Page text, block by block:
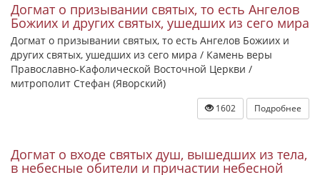
Догмат о призывании святых, то есть Ангелов
Божиих и других святых, ушедших из сего мира
Догмат о призывании святых, то есть Ангелов Божиих и
других святых, ушедших из сего мира / Камень веры
Православно-Кафолической Восточной Церкви /
митрополит Стефан (Яворский)
1602 Подробнее
Догмат о входе святых душ, вышедших из тела,
в небесные обители и причастии небесной